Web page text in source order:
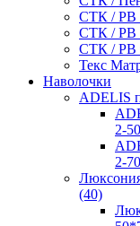
СТК / РВ
СТК / РВ
СТК / РВ
Текс
Наволочки
ADELIS
2-
2-
(40)